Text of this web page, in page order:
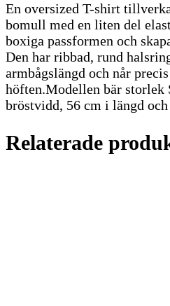
En oversized T-shirt
bomull med en liten del
boxiga passformen och
Den har ribbad, rund
armbågslängd och når
höften.Modellen bär storlek
bröstvidd, 56 cm i längd
Relaterade